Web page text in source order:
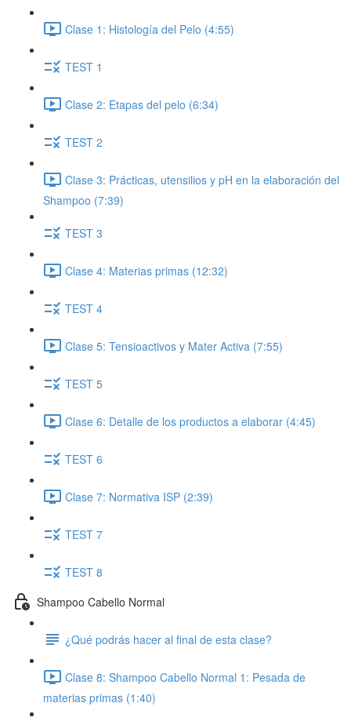
Clase 1: Histología del Pelo (4:55)
TEST 1
Clase 2: Etapas del pelo (6:34)
TEST 2
Clase 3: Prácticas, utensilios y pH en la elaboración del
Shampoo (7:39)
TEST 3
Clase 4: Materias primas (12:32)
TEST 4
Clase 5: Tensioactivos y Mater Activa (7:55)
TEST 5
Clase 6: Detalle de los productos a elaborar (4:45)
TEST 6
Clase 7: Normativa ISP (2:39)
TEST 7
TEST 8
Shampoo Cabello Normal
¿Qué podrás hacer al final de esta clase?
Clase 8: Shampoo Cabello Normal 1: Pesada de
materias primas (1:40)